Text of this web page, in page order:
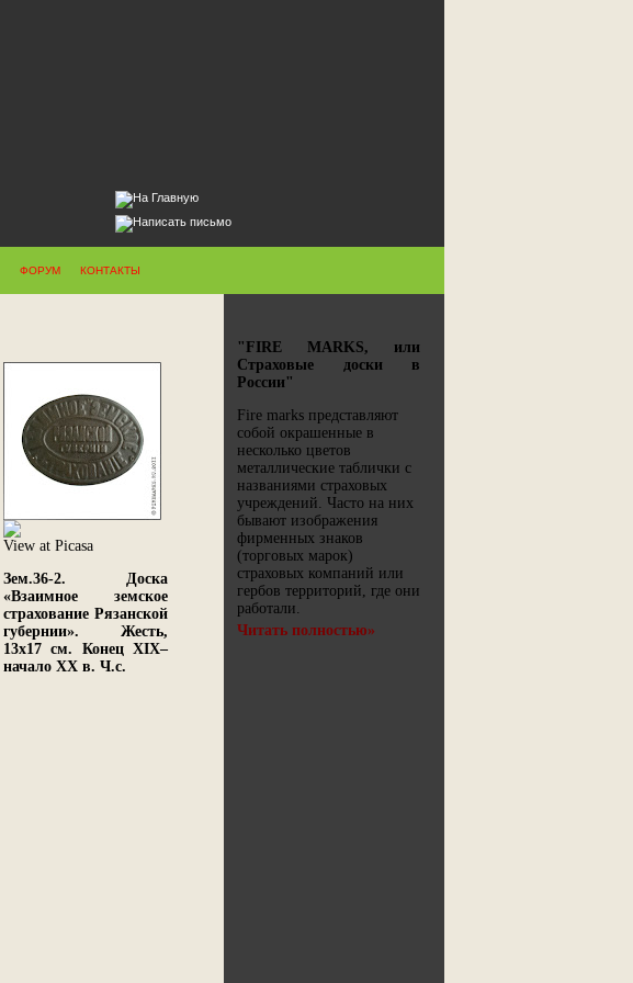
ФОРУМ КОНТАКТЫ
View at Picasa
Зем.36-2. Доска
«Взаимное земское
страхование Рязанской
губернии». Жесть,
13х17 см. Конец XIX–
начало XX в. Ч.с.
"FIRE MARKS, или
Страховые доски в
России"
Fire marks представляют
собой окрашенные в
несколько цветов
металлические таблички с
названиями страховых
учреждений. Часто на них
бывают изображения
фирменных знаков
(торговых марок)
страховых компаний или
гербов территорий, где они
работали.
Читать полностью»